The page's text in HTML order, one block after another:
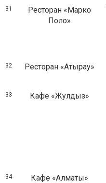
31
Ресторан «Марко
Поло»
32 Ресторан «Атырау»
33 Кафе «Жулдыз»
34 Кафе «Алматы»